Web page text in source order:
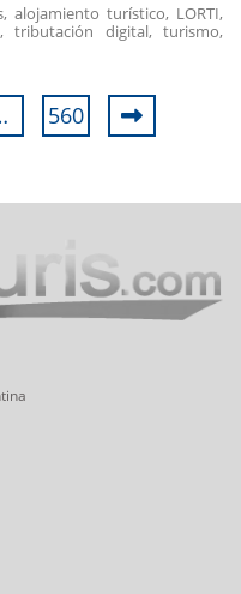
alojamiento turístico, LORTI,
tributación digital, turismo,
560